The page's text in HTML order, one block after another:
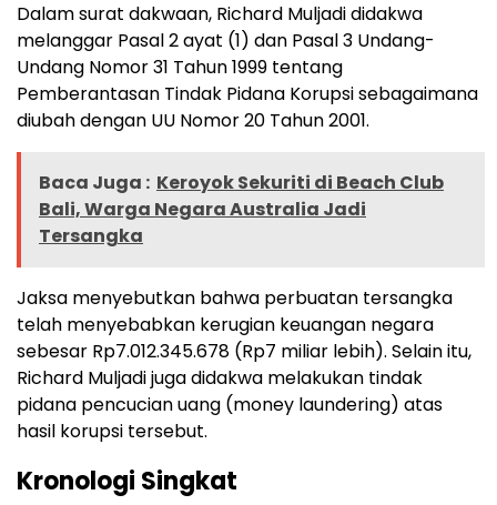
Dalam surat dakwaan, Richard Muljadi didakwa
melanggar Pasal 2 ayat (1) dan Pasal 3 Undang-
Undang Nomor 31 Tahun 1999 tentang
Pemberantasan Tindak Pidana Korupsi sebagaimana
diubah dengan UU Nomor 20 Tahun 2001.
Baca Juga : Keroyok Sekuriti di Beach Club
Bali, Warga Negara Australia Jadi
Tersangka
Jaksa menyebutkan bahwa perbuatan tersangka
telah menyebabkan kerugian keuangan negara
sebesar Rp7.012.345.678 (Rp7 miliar lebih). Selain itu,
Richard Muljadi juga didakwa melakukan tindak
pidana pencucian uang (money laundering) atas
hasil korupsi tersebut.
Kronologi Singkat